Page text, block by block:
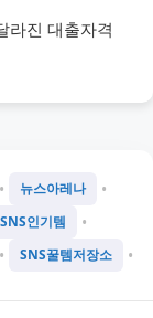
라진 대출자격
• 뉴스아레나 •
SNS인기템 •
• SNS꿀템저장소 •